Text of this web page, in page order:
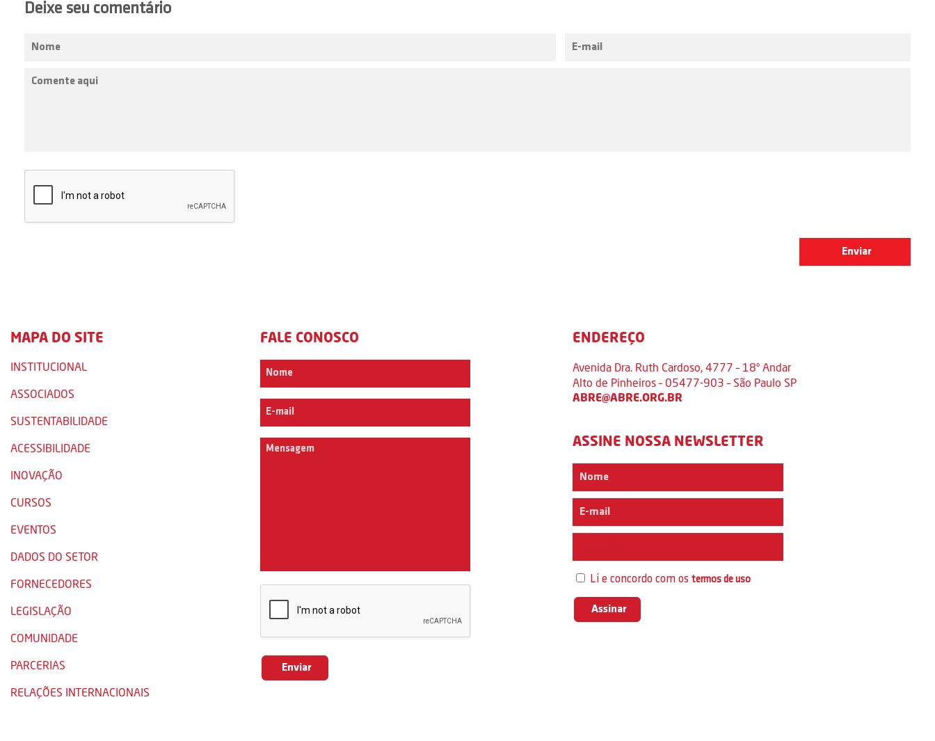
Deixe seu comentário
MAPA DO SITE
INSTITUCIONAL
ASSOCIADOS
SUSTENTABILIDADE
ACESSIBILIDADE
INOVAÇÃO
CURSOS
EVENTOS
DADOS DO SETOR
FORNECEDORES
LEGISLAÇÃO
COMUNIDADE
PARCERIAS
RELAÇÕES INTERNACIONAIS
FALE CONOSCO ENDEREÇO
Avenida Dra. Ruth Cardoso, 4777 – 18º Andar
Alto de Pinheiros – 05477-903 – São Paulo SP
ABRE@ABRE.ORG.BR
ASSINE NOSSA NEWSLETTER
Li e concordo com ostermos de uso